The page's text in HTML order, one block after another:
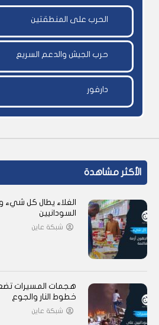
الحرب على المنطقتين
حرب الجيش والدعم السريع
دارفور
الأكثر مشاهدة
الغلاء يطال كل
السودانيين
شبكة عاين
هجمات المسيرات تضع
خطوط النار والجوع
شبكة عاين